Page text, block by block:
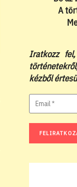
A
Iratkozz
kézből